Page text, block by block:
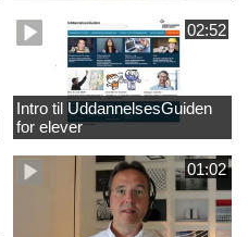
02:52
Intro til UddannelsesGuiden
for elever
01:02